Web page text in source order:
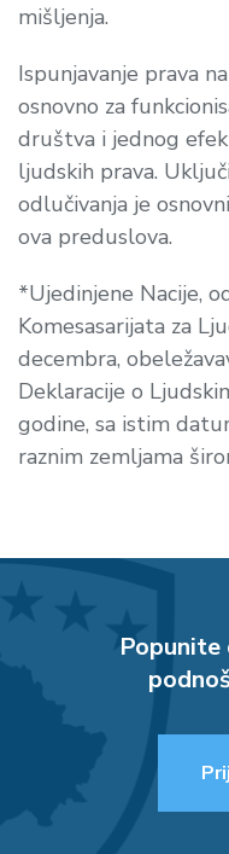
mišljenja.
Ispunjavanje prava
osnovno za
društva i jednog
ljudskih prava.
odlučivanja je
ova preduslova.
*Ujedinjene Nacije,
Komesasarijata za
decembra,
Deklaracije o
godine, sa istim
raznim zemljama
Popunite